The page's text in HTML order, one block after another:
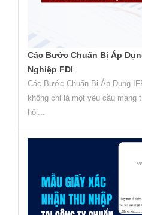
Các Bước Chuẩn Bị Áp
Nghiệp FDI
Các Bước Chuẩn Bị Áp Dụng
không chỉ là một yêu cầu mang
hội...